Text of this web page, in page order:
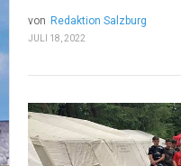
von Redaktion Salzburg
JULI 18, 2022